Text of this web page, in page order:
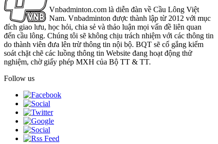
Vnbadminton.com là diễn đàn về Cầu Lông Việt
Nam. Vnbadminton được thành lập từ 2012 với mục
đích giao lưu, học hỏi, chia sẻ và thảo luận mọi vấn đề liên quan
đến cầu lông. Chúng tôi sẽ không chịu trách nhiệm với các thông tin
do thành viên đưa lên trừ thông tin nội bộ. BQT sẽ cố gắng kiểm
soát chặt chẽ các luồng thông tin Website đang hoạt động thử
nghiệm, chờ giấy phép MXH của Bộ TT & TT.
Follow us